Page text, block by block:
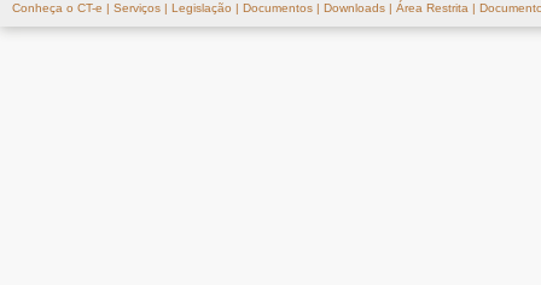
Conheça o CT-e | Serviços | Legislação | Documentos | Downloads | Área Restrita |